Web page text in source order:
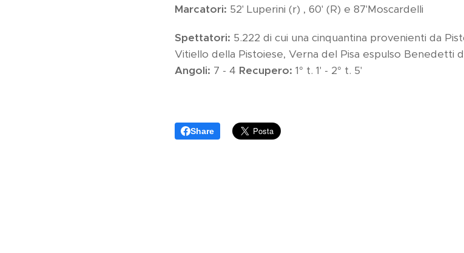
Marcatori: 52' Luperini (r) , 60' (R) e 87'Moscardelli
Spettatori: 5.222 di cui una cinquantina provenienti da
Vitiello della Pistoiese, Verna del Pisa espulso Benedetti
Angoli: 7 - 4 Recupero: 1° t. 1' - 2° t. 5'
Share